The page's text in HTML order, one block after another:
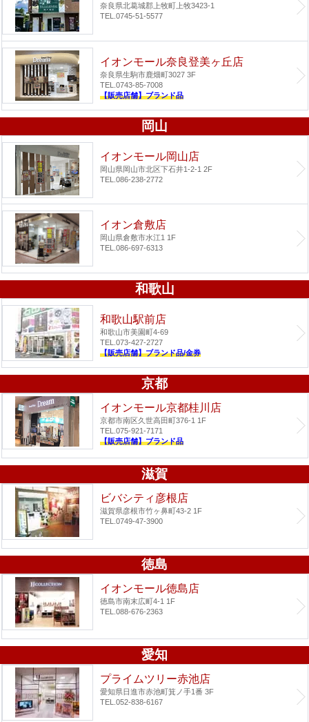
奈良県北葛城郡上牧町上牧3423-1
TEL.0745-51-5577
イオンモール奈良登美ヶ丘店
奈良県生駒市鹿畑町3027 3F
TEL.0743-85-7008
【販売店舗】ブランド品
岡山
イオンモール岡山店
岡山県岡山市北区下石井1-2-1 2F
TEL.086-238-2772
イオン倉敷店
岡山県倉敷市水江1 1F
TEL.086-697-6313
和歌山
和歌山駅前店
和歌山市美園町4-69
TEL.073-427-2727
【販売店舗】ブランド品/金券
京都
イオンモール京都桂川店
京都市南区久世高田町376-1 1F
TEL.075-921-7171
【販売店舗】ブランド品
滋賀
ビバシティ彦根店
滋賀県彦根市竹ヶ鼻町43-2 1F
TEL.0749-47-3900
徳島
イオンモール徳島店
徳島市南末広町4-1 1F
TEL.088-676-2363
愛知
プライムツリー赤池店
愛知県日進市赤池町箕ノ手1番 3F
TEL.052-838-6167